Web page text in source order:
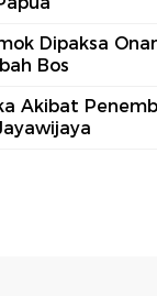
Dipaksa
Bos
Akibat